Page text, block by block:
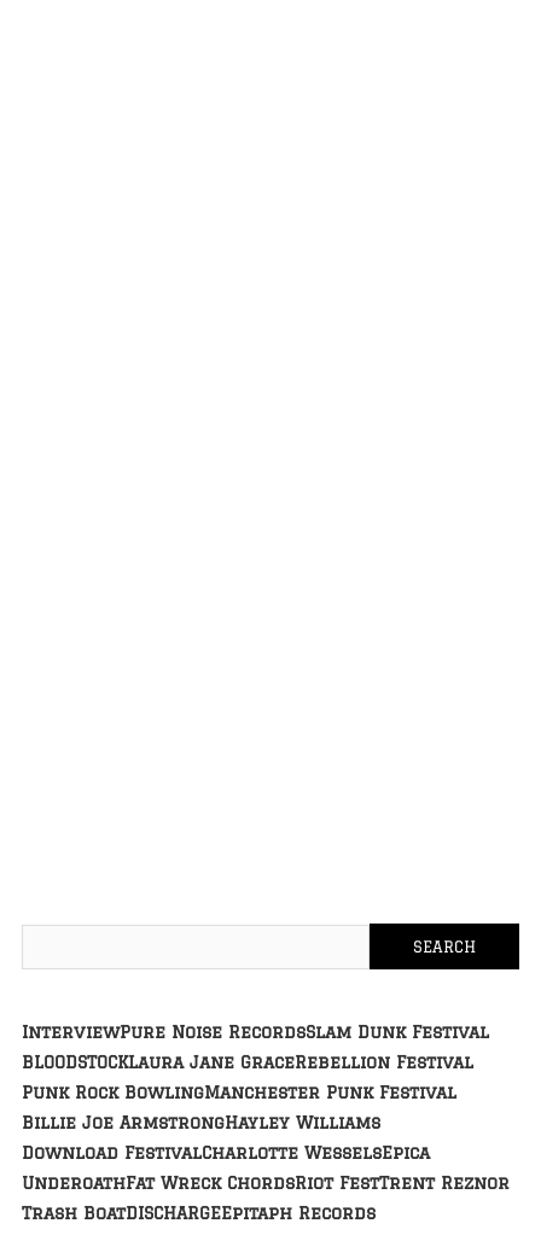
InterviewPure Noise RecordsSlam Dunk Festival
BLOODSTOCKLaura Jane GraceRebellion Festival
Punk Rock BowlingManchester Punk Festival
Billie Joe ArmstrongHayley Williams
Download FestivalCharlotte WesselsEpica
UnderoathFat Wreck ChordsRiot FestTrent Reznor
Trash BoatDISCHARGEEpitaph Records